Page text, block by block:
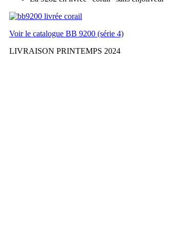
Voir le catalogue BB 9200 (série 4)
LIVRAISON PRINTEMPS 2024